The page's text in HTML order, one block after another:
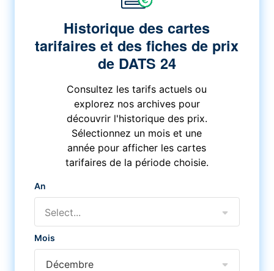
Historique des cartes
tarifaires et des fiches de prix
de DATS 24
Consultez les tarifs actuels ou
explorez nos archives pour
découvrir l'historique des prix.
Sélectionnez un mois et une
année pour afficher les cartes
tarifaires de la période choisie.
An
Select...
Mois
Décembre